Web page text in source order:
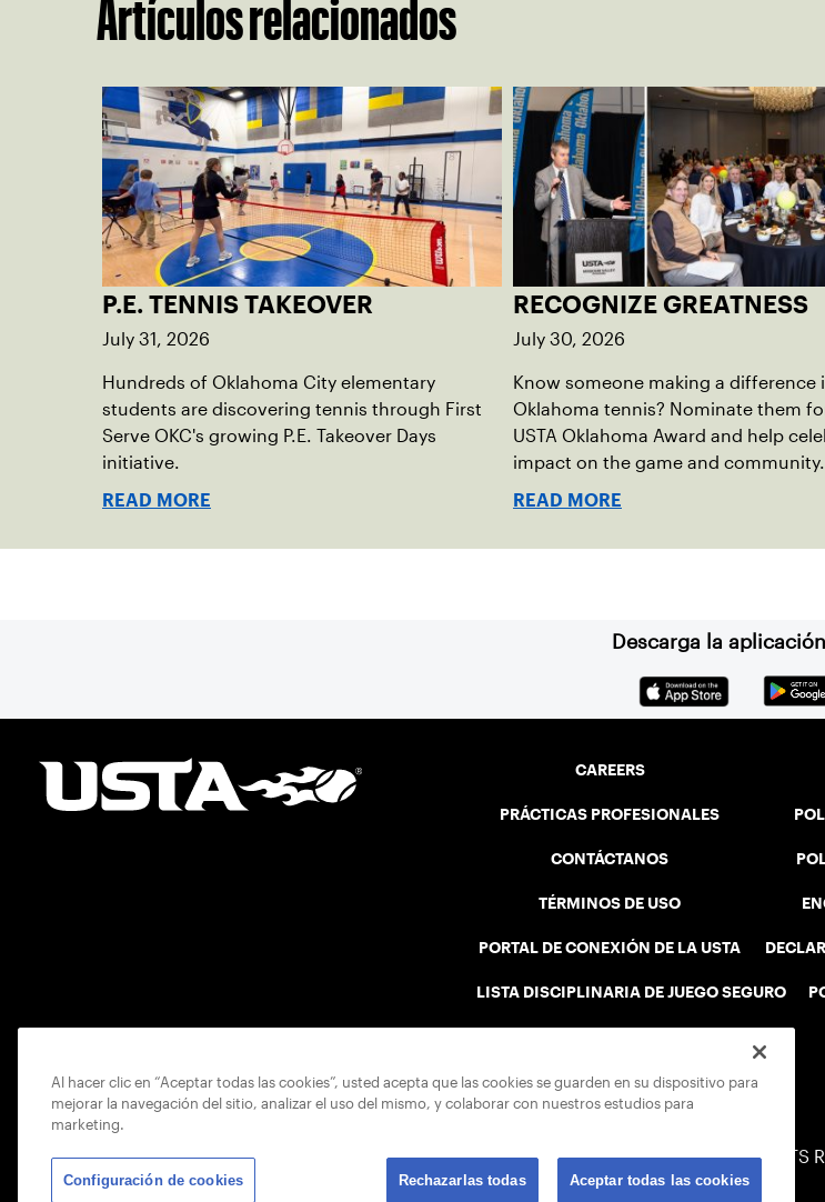
Artículos relacionados
P.E. TENNIS TAKEOVER
July 31, 2026
Hundreds of Oklahoma City elementary
students are discovering tennis through First
Serve OKC's growing P.E. Takeover Days
initiative.
READ MORE
RECOGNIZE GREATNESS
July 30, 2026
Know someone making a difference
Oklahoma tennis? Nominate them
USTA Oklahoma Award and help
impact on the game and community.
READ MORE
Descarga la
CAREERS
PRÁCTICAS PROFESIONALES
CONTÁCTANOS
TÉRMINOS DE USO
PORTAL DE CONEXIÓN DE LA USTA
LISTA DISCIPLINARIA DE JUEGO SEGURO
© 2026 USTA ALL RIGHTS
Al hacer clic en “Aceptar todas las cookies”, usted acepta que las cookies se guarden en su dispositivo para
mejorar la navegación del sitio, analizar el uso del mismo, y colaborar con nuestros estudios para
marketing.
Configuración de cookies Rechazarlas todas Aceptar todas las cookies